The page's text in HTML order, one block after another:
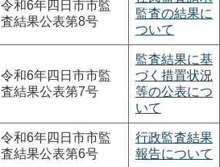
令和6年四日市市監
査結果公表第8号
監査の結果に
ついて
令和6年四日市市監
査結果公表第7号
監査結果に基
づく措置状況
等の公表につ
いて
令和6年四日市市監
査結果公表第6号
行政監査結果
報告について